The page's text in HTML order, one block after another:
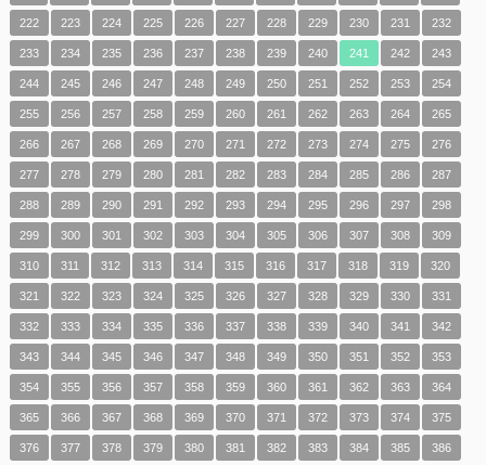
222 223 224 225 226 227 228 229 230 231 232
233 234 235 236 237 238 239 240 241 242 243
244 245 246 247 248 249 250 251 252 253 254
255 256 257 258 259 260 261 262 263 264 265
266 267 268 269 270 271 272 273 274 275 276
277 278 279 280 281 282 283 284 285 286 287
288 289 290 291 292 293 294 295 296 297 298
299 300 301 302 303 304 305 306 307 308 309
310 311 312 313 314 315 316 317 318 319 320
321 322 323 324 325 326 327 328 329 330 331
332 333 334 335 336 337 338 339 340 341 342
343 344 345 346 347 348 349 350 351 352 353
354 355 356 357 358 359 360 361 362 363 364
365 366 367 368 369 370 371 372 373 374 375
376 377 378 379 380 381 382 383 384 385 386